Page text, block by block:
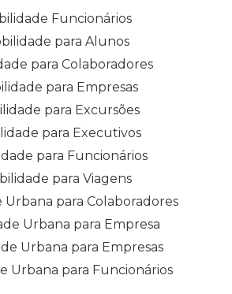
Funcionários
para Alunos
para Colaboradores
para Empresas
para Excursões
para Executivos
para Funcionários
para Viagens
Urbana para Colaboradores
Urbana para Empresa
Urbana para Empresas
Urbana para Funcionários